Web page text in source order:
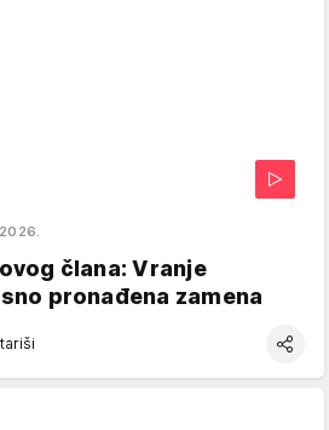
člana: Vranje
pronađena zamena